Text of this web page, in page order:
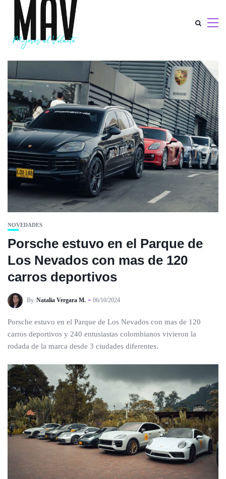
NOVEDADES
Porsche estuvo en el Parque de
Los Nevados con mas de 120
carros deportivos
By Natalia Vergara M. 06/10/2024
Porsche estuvo en el Parque de Los Nevados con mas de 120
carros deportivos y 240 entusiastas colombianos vivieron la
rodada de la marca desde 3 ciudades diferentes.